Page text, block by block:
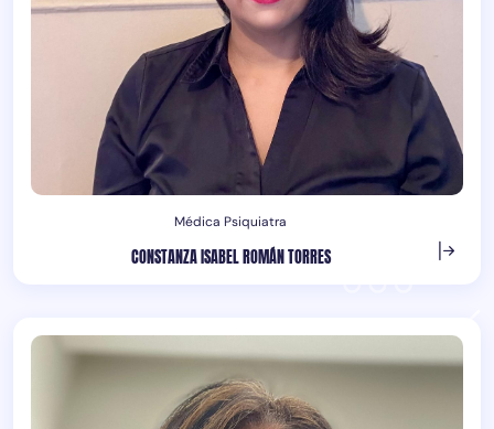
Médica Psiquiatra
CONSTANZA ISABEL ROMÁN TORRES